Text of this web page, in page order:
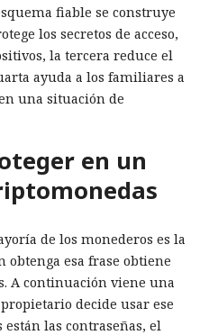
fiable se construye
los secretos de acceso,
la tercera reduce el
ayuda a los familiares a
una situación de
en un
de los monederos es la
obtenga esa frase obtiene
A continuación viene una
decide usar ese
las contraseñas, el